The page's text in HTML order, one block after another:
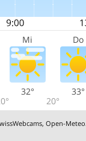
Mi Do
32°
20°
33°
,Open-